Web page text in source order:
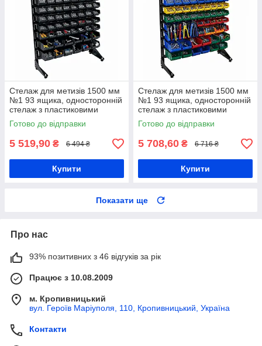
Стелаж для метизів 1500 мм
№1 93 ящика, односторонній
стелаж з пластиковими
ящиками, чорні ящики П/С
Готово до відправки
5 519,90 ₴ 6 494 ₴
Купити
Стелаж для метизів 1500 мм
№1 93 ящика, односторонній
стелаж з пластиковими
ящиками, кольорові ящики П/
С
Готово до відправки
5 708,60 ₴ 6 716 ₴
Купити
Показати ще
Про нас
93% позитивних з 46 відгуків за рік
Працює з 10.08.2009
м. Кропивницький
вул. Героїв Маріуполя, 110, Кропивницький, Україна
Контакти